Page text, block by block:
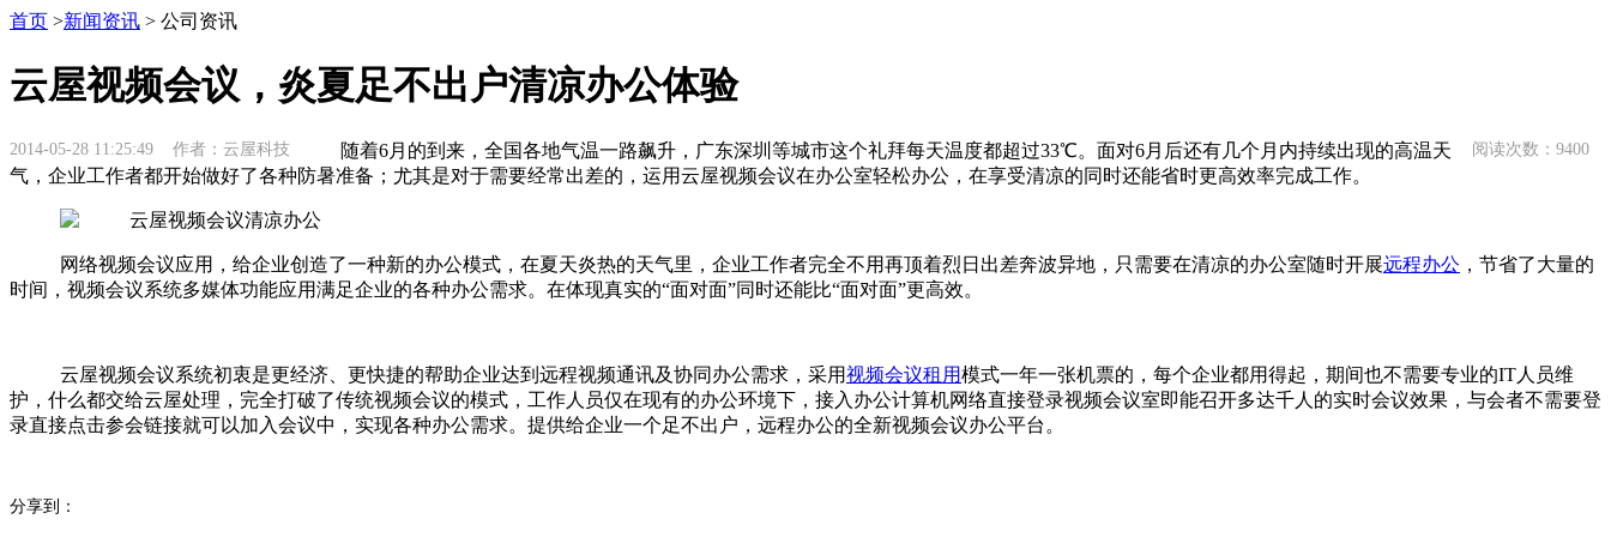
首页 >新闻资讯 > 公司资讯
云屋视频会议，炎夏足不出户清凉办公体验
2014-05-28 11:25:49 作者：云屋科技 阅读次数：9400
随着6月的到来，全国各地气温一路飙升，广东深圳等城市这个礼拜每天温度都超过33℃。面对6月后还有几个月内持续出现的高温天
气，企业工作者都开始做好了各种防暑准备；尤其是对于需要经常出差的，运用云屋视频会议在办公室轻松办公，在享受清凉的同时还能省时更高效率完成工作。
网络视频会议应用，给企业创造了一种新的办公模式，在夏天炎热的天气里，企业工作者完全不用再顶着烈日出差奔波异地，只需要在清凉的办公室随时开展远程办公 ，节省了大量的
时间，视频会议系统多媒体功能应用满足企业的各种办公需求。在体现真实的“面对面”同时还能比“面对面”更高效。
云屋视频会议系统初衷是更经济、更快捷的帮助企业达到远程视频通讯及协同办公需求，采用视频会议租用模式一年一张机票的，每个企业都用得起，期间也不需要专业的IT人员维
护，什么都交给云屋处理，完全打破了传统视频会议的模式，工作人员仅在现有的办公环境下，接入办公计算机网络直接登录视频会议室即能召开多达千人的实时会议效果，与会者不需要登
录直接点击参会链接就可以加入会议中，实现各种办公需求。提供给企业一个足不出户，远程办公的全新视频会议办公平台。
分享到：